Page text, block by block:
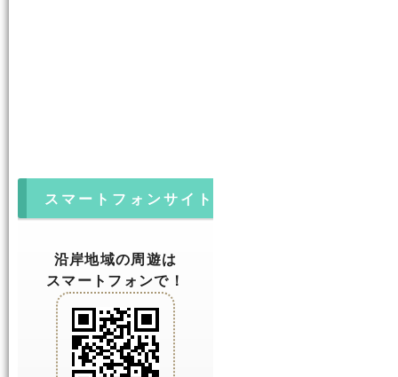
スマートフォンサイト
沿岸地域の周遊は
スマートフォンで！